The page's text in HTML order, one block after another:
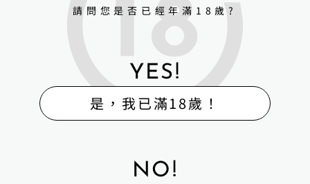
請問您是否已經年滿18歲?
YES!
是，我已滿18歲！
NO!